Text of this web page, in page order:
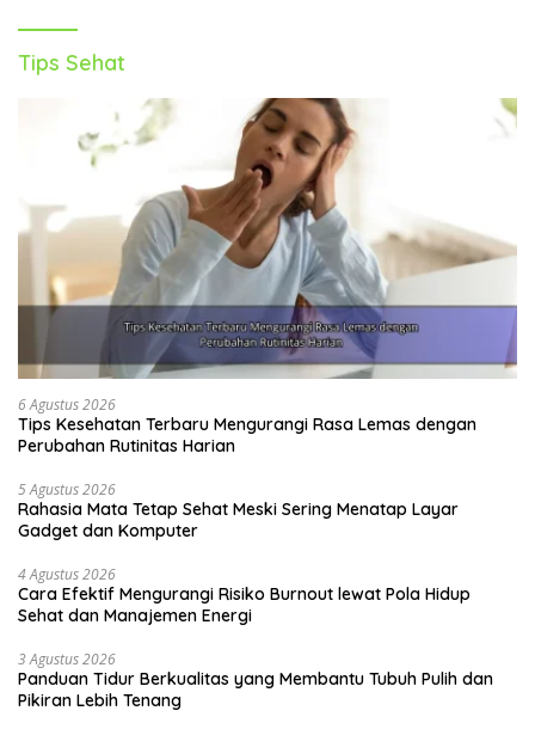
Tips Sehat
6 Agustus 2026
Tips Kesehatan Terbaru Mengurangi Rasa Lemas dengan
Perubahan Rutinitas Harian
5 Agustus 2026
Rahasia Mata Tetap Sehat Meski Sering Menatap Layar
Gadget dan Komputer
4 Agustus 2026
Cara Efektif Mengurangi Risiko Burnout lewat Pola Hidup
Sehat dan Manajemen Energi
3 Agustus 2026
Panduan Tidur Berkualitas yang Membantu Tubuh Pulih dan
Pikiran Lebih Tenang